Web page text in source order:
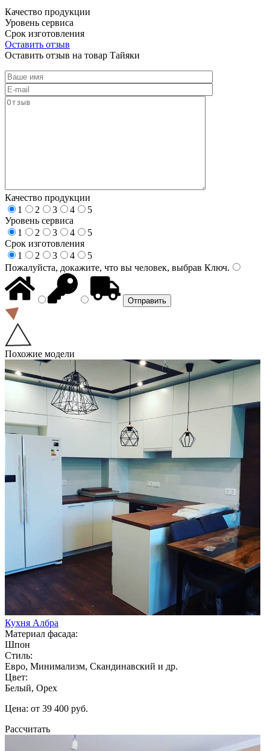
Качество продукции
Уровень сервиса
Срок изготовления
Оставить отзыв
Оставить отзыв на товар Тайяки
Качество продукции
1
2 3 4
5
Уровень сервиса
1
2 3 4
5
Срок изготовления
1
2 3 4
5
Пожалуйста, докажите, что вы человек, выбрав Ключ.
Похожие модели
Кухня Албра
Материал фасада:
Шпон
Стиль:
Евро, Минимализм, Скандинавский и др.
Цвет:
Белый, Орех
Цена: от 39 400 руб.
Рассчитать